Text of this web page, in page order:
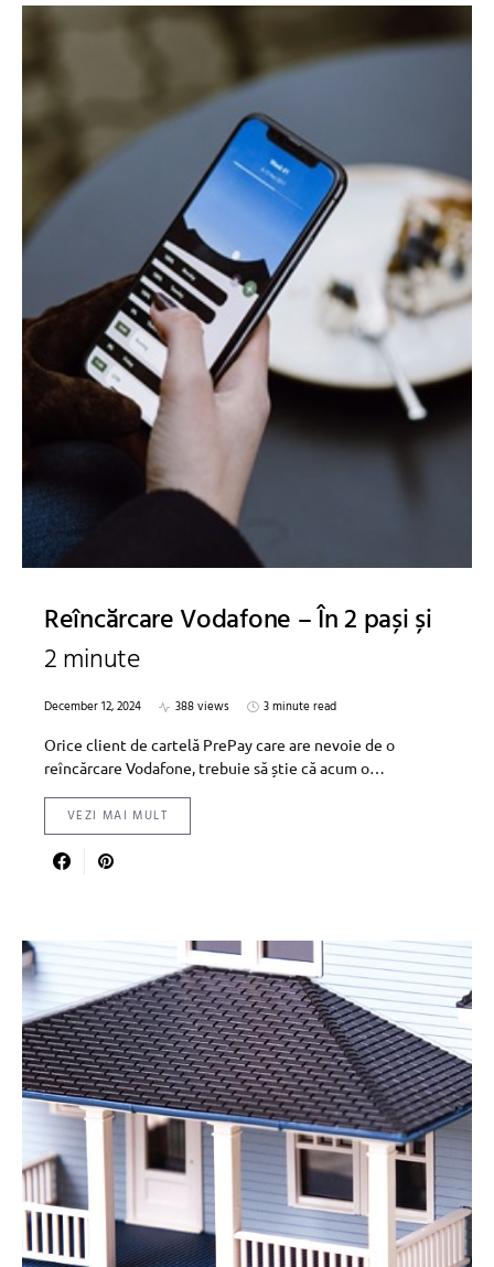
Reîncărcare Vodafone – În 2 pași și
2 minute
December 12, 2024 388 views
3 minute read
Orice client de cartelă PrePay care are nevoie de o
reîncărcare Vodafone, trebuie să știe că acum o…
VEZI MAI MULT